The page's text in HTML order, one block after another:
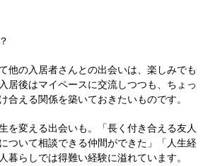
他の入居者さんとの出会いは、楽しみでも
居後はマイペースに交流しつつも、ちょっ
合える関係を築いておきたいものです。
を変える出会いも。「長く付き合える友人
ついて相談できる仲間ができた」「人生経
らしでは得難い経験に溢れています。